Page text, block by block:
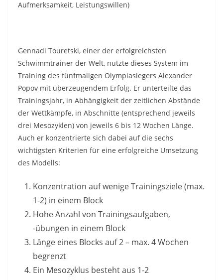
Aufmerksamkeit, Leistungswillen)
Gennadi Touretski, einer der erfolgreichsten
Schwimmtrainer der Welt, nutzte dieses System im
Training des fünfmaligen Olympiasiegers Alexander
Popov mit überzeugendem Erfolg. Er unterteilte das
Trainingsjahr, in Abhängigkeit der zeitlichen Abstände
der Wettkämpfe, in Abschnitte (entsprechend jeweils
drei Mesozyklen) von jeweils 6 bis 12 Wochen Länge.
Auch er konzentrierte sich dabei auf die sechs
wichtigsten Kriterien für eine erfolgreiche Umsetzung
des Modells:
Konzentration auf wenige Trainingsziele (max.
1-2) in einem Block
Hohe Anzahl von Trainingsaufgaben,
-übungen in einem Block
Länge eines Blocks auf 2 – max. 4 Wochen
begrenzt
Ein Mesozyklus besteht aus 1-2